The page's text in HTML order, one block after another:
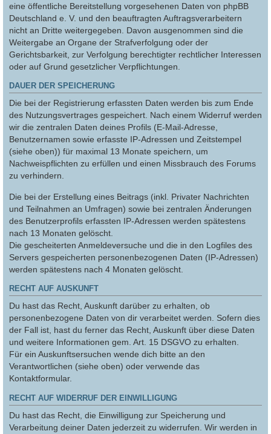
eine öffentliche Bereitstellung vorgesehenen Daten von phpBB
Deutschland e. V. und den beauftragten Auftragsverarbeitern
nicht an Dritte weitergegeben. Davon ausgenommen sind die
Weitergabe an Organe der Strafverfolgung oder der
Gerichtsbarkeit, zur Verfolgung berechtigter rechtlicher Interessen
oder auf Grund gesetzlicher Verpflichtungen.
DAUER DER SPEICHERUNG
Die bei der Registrierung erfassten Daten werden bis zum Ende
des Nutzungsvertrages gespeichert. Nach einem Widerruf werden
wir die zentralen Daten deines Profils (E-Mail-Adresse,
Benutzernamen sowie erfasste IP-Adressen und Zeitstempel
(siehe oben)) für maximal 13 Monate speichern, um
Nachweispflichten zu erfüllen und einen Missbrauch des Forums
zu verhindern.
Die bei der Erstellung eines Beitrags (inkl. Privater Nachrichten
und Teilnahmen an Umfragen) sowie bei zentralen Änderungen
des Benutzerprofils erfassten IP-Adressen werden spätestens
nach 13 Monaten gelöscht.
Die gescheiterten Anmeldeversuche und die in den Logfiles des
Servers gespeicherten personenbezogenen Daten (IP-Adressen)
werden spätestens nach 4 Monaten gelöscht.
RECHT AUF AUSKUNFT
Du hast das Recht, Auskunft darüber zu erhalten, ob
personenbezogene Daten von dir verarbeitet werden. Sofern dies
der Fall ist, hast du ferner das Recht, Auskunft über diese Daten
und weitere Informationen gem. Art. 15 DSGVO zu erhalten.
Für ein Auskunftsersuchen wende dich bitte an den
Verantwortlichen (siehe oben) oder verwende das
Kontaktformular.
RECHT AUF WIDERRUF DER EINWILLIGUNG
Du hast das Recht, die Einwilligung zur Speicherung und
Verarbeitung deiner Daten jederzeit zu widerrufen. Wir werden in